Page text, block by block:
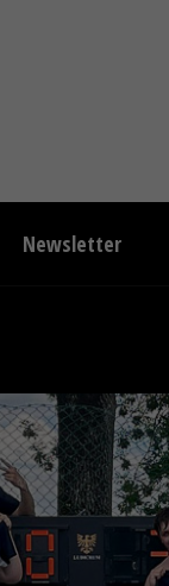
Newsletter